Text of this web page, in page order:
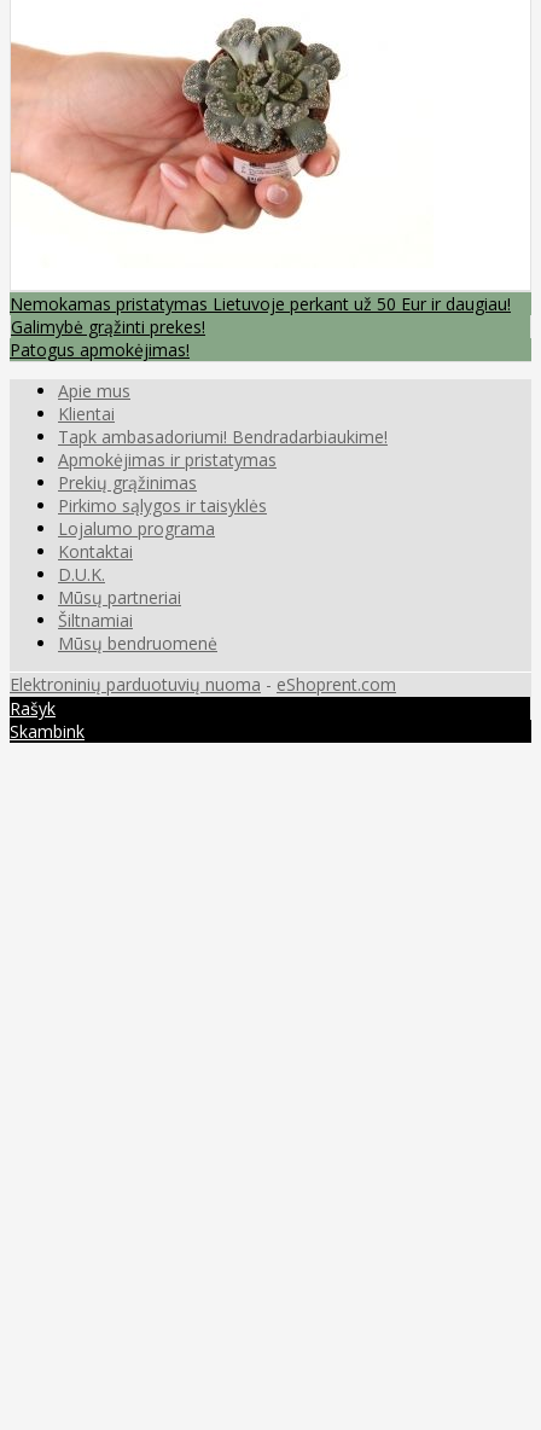
Nemokamas pristatymas Lietuvoje perkant už 50 Eur ir daugiau!
Galimybė grąžinti prekes!
Patogus apmokėjimas!
Apie mus
Klientai
Tapk ambasadoriumi! Bendradarbiaukime!
Apmokėjimas ir pristatymas
Prekių grąžinimas
Pirkimo sąlygos ir taisyklės
Lojalumo programa
Kontaktai
D.U.K.
Mūsų partneriai
Šiltnamiai
Mūsų bendruomenė
Elektroninių parduotuvių nuoma - eShoprent.com
Rašyk
Skambink